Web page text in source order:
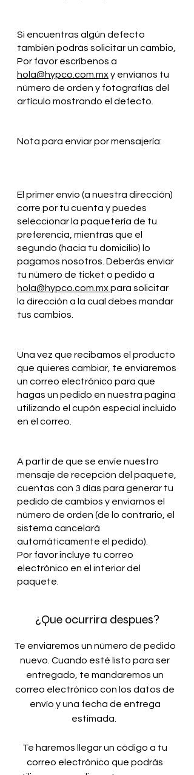
Si encuentras algún defecto
también podrás solicitar un cambio,
Por favor escríbenos a
hola@hypco.com.mxy envíanos tu
número de orden y fotografías del
artículo mostrando el defecto.
Nota para enviar por mensajería:
El primer envío (a nuestra dirección)
corre por tu cuenta y puedes
seleccionar la paquetería de tu
preferencia, mientras que el
segundo (hacia tu domicilio) lo
pagamos nosotros. Deberás enviar
tu número de ticket o pedido a
hola@hypco.com.mxpara solicitar
la dirección a la cual debes mandar
tus cambios.
Una vez que recibamos el producto
que quieres cambiar, te enviaremos
un correo electrónico para que
hagas un pedido en nuestra página
utilizando el cupón especial incluido
en el correo.
A partir de que se envíe nuestro
mensaje de recepción del paquete,
cuentas con 3 días para generar tu
pedido de cambios y enviarnos el
número de orden (de lo contrario, el
sistema cancelará
automáticamente el pedido).
Por favor incluye tu correo
electrónico en el interior del
paquete.
¿Que ocurrira despues?
Te enviaremos un número de pedido
nuevo. Cuando esté listo para ser
entregado, te mandaremos un
correo electrónico con los datos de
envío y una fecha de entrega
estimada.
Te haremos llegar un código a tu
correo electrónico que podrás